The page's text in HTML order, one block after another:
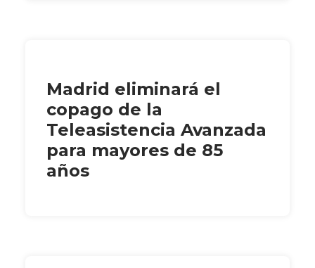
Madrid eliminará el
copago de la
Teleasistencia Avanzada
para mayores de 85
años